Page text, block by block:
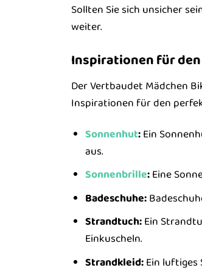
Sollten Sie sich unsicher
weiter.
Inspirationen für
Der Vertbaudet Mädchen
Inspirationen für den
Sonnenhut:Ein
aus.
Sonnenbrille:Eine
Badeschuhe:
Strandtuch:Ein
Einkuscheln.
Strandkleid:Ein luftiges